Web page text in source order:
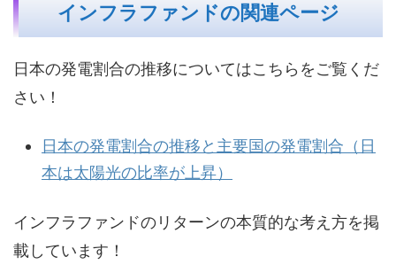
インフラファンドの関連ページ
日本の発電割合の推移についてはこちらをご覧くだ
さい！
日本の発電割合の推移と主要国の発電割合（日
本は太陽光の比率が上昇）
インフラファンドのリターンの本質的な考え方を掲
載しています！